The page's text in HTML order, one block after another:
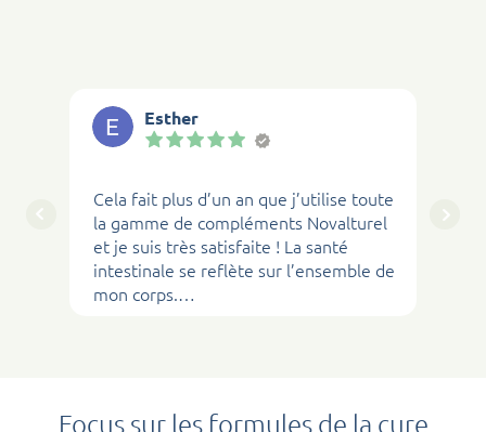
Esther
Cela fait plus d’un an que j’utilise toute
la gamme de compléments Novalturel
et je suis très satisfaite ! La santé
intestinale se reflète sur l’ensemble de
mon corps.
cure initiale (Novalclean et Novalflam).
Focus sur les formules de la cure